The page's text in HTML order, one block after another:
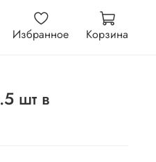
Избранное Корзина
шт в